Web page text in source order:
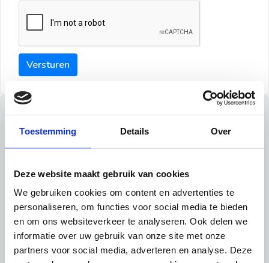
Toestemming Details Over
Deze website maakt gebruik van cookies
We gebruiken cookies om content en advertenties te
personaliseren, om functies voor social media te bieden
en om ons websiteverkeer te analyseren. Ook delen we
informatie over uw gebruik van onze site met onze
partners voor social media, adverteren en analyse. Deze
Versturen
Tips
Tip 1:
Schrijf een duidelijke introductie en geef de volgende
informatie mee:
Ben je student, werkachtig of werkzoekend